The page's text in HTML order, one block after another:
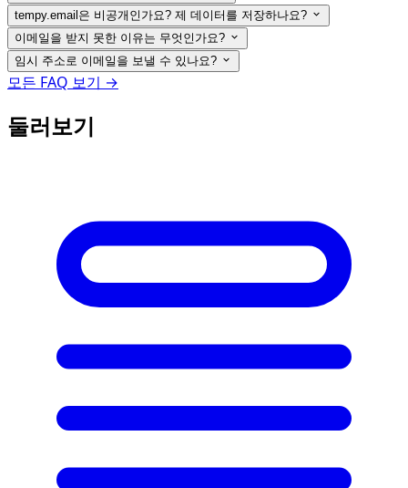
tempy.email은 비공개인가요? 제 데이터를 저장하나요?
이메일을 받지 못한 이유는 무엇인가요?
임시 주소로 이메일을 보낼 수 있나요?
모든 FAQ 보기 →
둘러보기